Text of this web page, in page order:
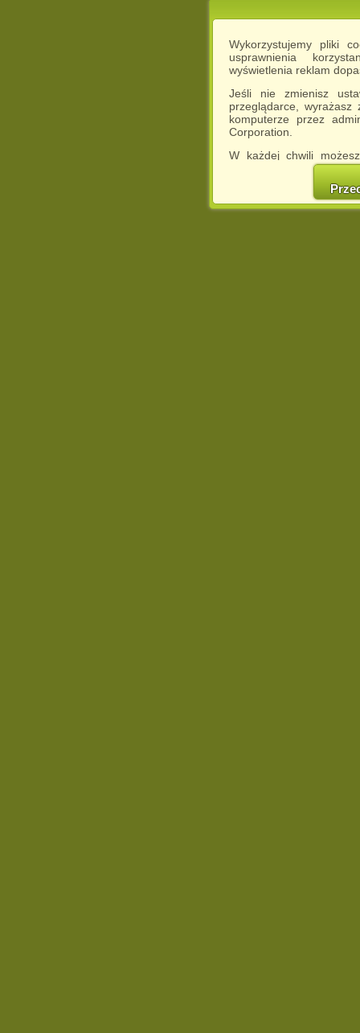
Wykorzystujemy pliki
usprawnienia
wyświetlenia reklam
Jeśli nie zmienisz
przeglądarce,
komputerze przez
Corporation.
W każdej chwili
cookies w swojej
w naszej
http://chomikuj.pl/